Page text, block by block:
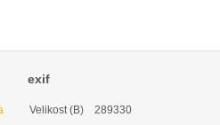
exif
Velikost (B) 289330